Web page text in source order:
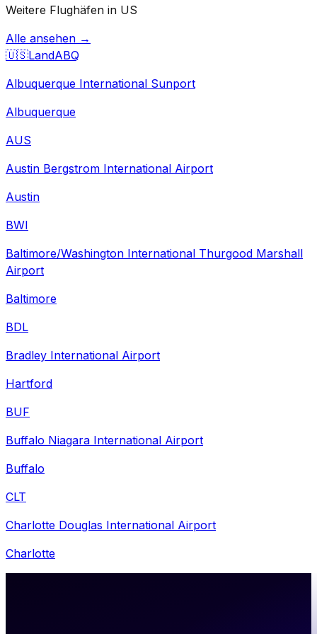
Weitere Flughäfen in US
Alle ansehen →
🇺🇸LandABQ
Albuquerque International Sunport
Albuquerque
AUS
Austin Bergstrom International Airport
Austin
BWI
Baltimore/Washington International Thurgood Marshall
Airport
Baltimore
BDL
Bradley International Airport
Hartford
BUF
Buffalo Niagara International Airport
Buffalo
CLT
Charlotte Douglas International Airport
Charlotte